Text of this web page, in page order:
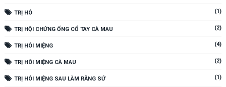
TRỊ HÔ (1)
TRỊ HỘI CHỨNG ỐNG CỔ TAY CÀ MAU (2)
TRỊ HÔI MIỆNG (4)
TRỊ HÔI MIỆNG CÀ MAU (2)
TRỊ HÔI MIỆNG SAU LÀM RĂNG SỨ (1)